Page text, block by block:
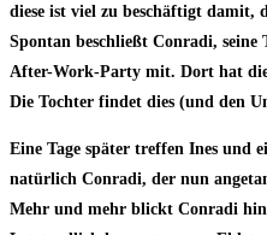
diese ist viel zu beschäftigt damit,
Spontan beschließt Conradi,
After-Work-Party mit. Dort hat
Die Tochter findet dies (und den
Eine Tage später treffen Ines und
natürlich Conradi, der nun
Mehr und mehr blickt Conradi